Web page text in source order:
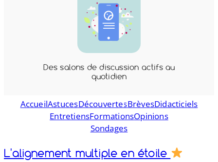
Des salons de discussion actifs au
quotidien
AccueilAstucesDécouvertesBrèvesDidacticiels
EntretiensFormationsOpinions
Sondages
L'alignement multiple en étoile